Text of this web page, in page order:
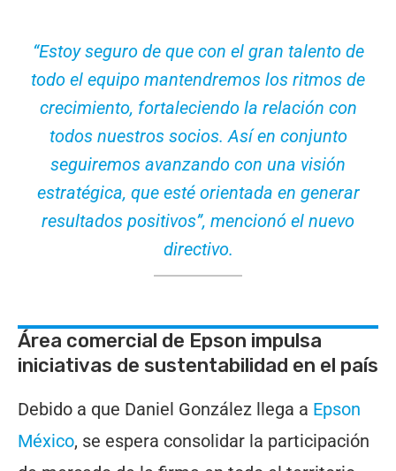
“Estoy seguro de que con el gran talento de
todo el equipo mantendremos los ritmos de
crecimiento, fortaleciendo la relación con
todos nuestros socios. Así en conjunto
seguiremos avanzando con una visión
estratégica, que esté orientada en generar
resultados positivos”, mencionó el nuevo
directivo.
Área comercial de Epson impulsa
iniciativas de sustentabilidad en el país
Debido a que Daniel González llega a Epson
México, se espera consolidar la participación